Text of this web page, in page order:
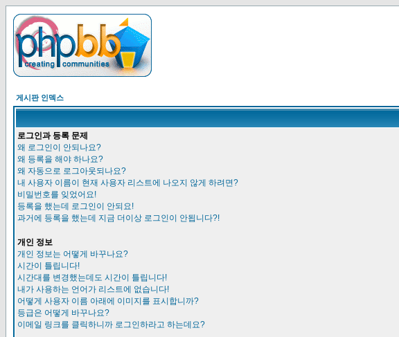
게시판 인덱스
로그인과 등록 문제
왜 로그인이 안되나요?
왜 등록을 해야 하나요?
왜 자동으로 로그아웃되나요?
내 사용자 이름이 현재 사용자 리스트에 나오지 않게 하려면?
비밀번호를 잊었어요!
등록을 했는데 로그인이 안되요!
과거에 등록을 했는데 지금 더이상 로그인이 안됩니다?!
개인 정보
개인 정보는 어떻게 바꾸나요?
시간이 틀립니다!
시간대를 변경했는데도 시간이 틀립니다!
내가 사용하는 언어가 리스트에 없습니다!
어떻게 사용자 이름 아래에 이미지를 표시합니까?
등급은 어떻게 바꾸나요?
이메일 링크를 클릭하니까 로그인하라고 하는데요?